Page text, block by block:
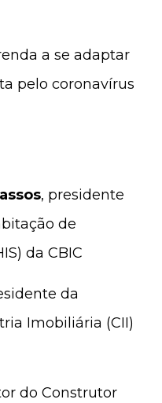
a se adaptar
pelo coronavírus
, presidente
de
da CBIC
da
Imobiliária (CII)
do Construtor